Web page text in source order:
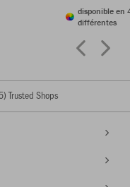
disponible en
différentes
Trusted Shops